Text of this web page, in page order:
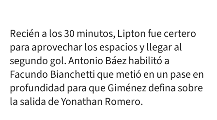
Recién a los 30 minutos, Lipton fue certero
para aprovechar los espacios y llegar al
segundo gol. Antonio Báez habilitó a
Facundo Bianchetti que metió en un pase en
profundidad para que Giménez defina sobre
la salida de Yonathan Romero.